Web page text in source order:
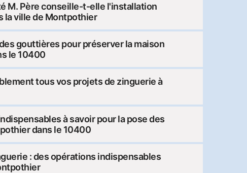
M. Père conseille-t-elle l'installation
la ville de Montpothier
gouttières pour préserver la maison
le 10400
tous vos projets de zinguerie à
à savoir pour la pose des
dans le 10400
: des opérations indispensables